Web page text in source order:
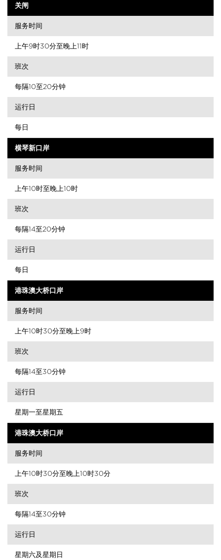
关闸
服务时间
上午9时30分至晚上11时
班次
每隔10至20分钟
运行日
每日
横琴新口岸
服务时间
上午10时至晚上10时
班次
每隔14至20分钟
运行日
每日
港珠澳大桥口岸
服务时间
上午10时30分至晚上9时
班次
每隔14至30分钟
运行日
星期一至星期五
港珠澳大桥口岸
服务时间
上午10时30分至晚上10时30分
班次
每隔14至30分钟
运行日
星期六及星期日